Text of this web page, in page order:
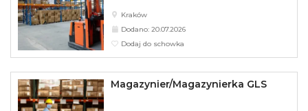
Kraków
Dodano: 20.07.2026
Dodaj do schowka
Magazynier/Magazynierka GLS